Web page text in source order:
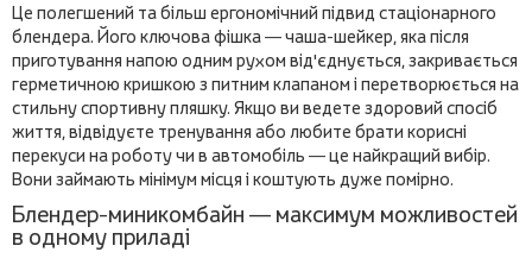
Це полегшений та більш ергономічний підвид стаціонарного
блендера. Його ключова фішка — чаша-шейкер, яка після
приготування напою одним рухом від'єднується, закривається
герметичною кришкою з питним клапаном і перетворюється на
стильну спортивну пляшку. Якщо ви ведете здоровий спосіб
життя, відвідуєте тренування або любите брати корисні
перекуси на роботу чи в автомобіль — це найкращий вибір.
Вони займають мінімум місця і коштують дуже помірно.
Блендер-миникомбайн — максимум можливостей
в одному приладі